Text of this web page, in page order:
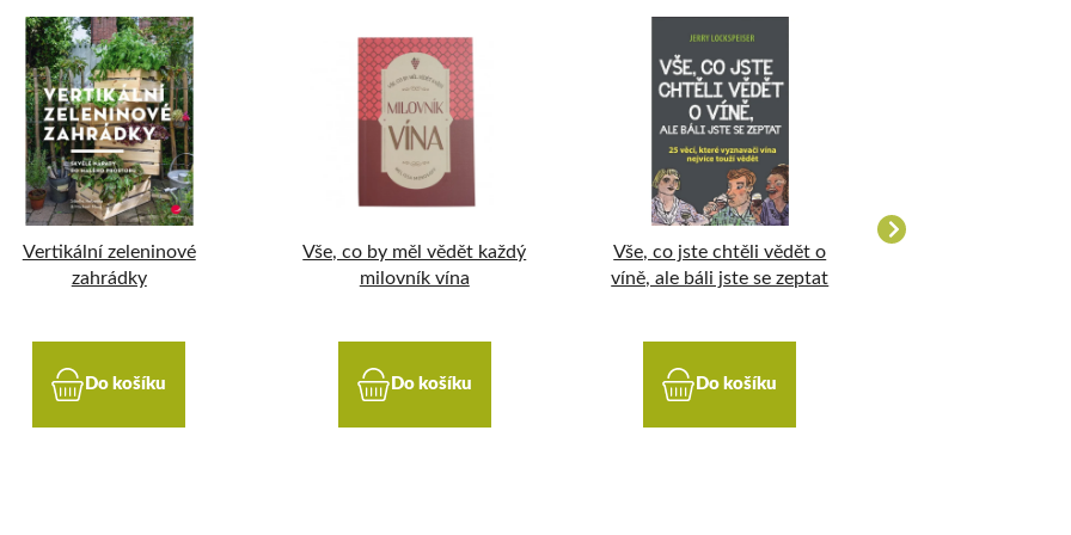
Vertikální zeleninové
zahrádky
Do košíku
Vše, co by měl vědět každý
milovník vína
Do košíku
Vše, co jste chtěli vědět o
víně, ale báli jste se zeptat
Do košíku